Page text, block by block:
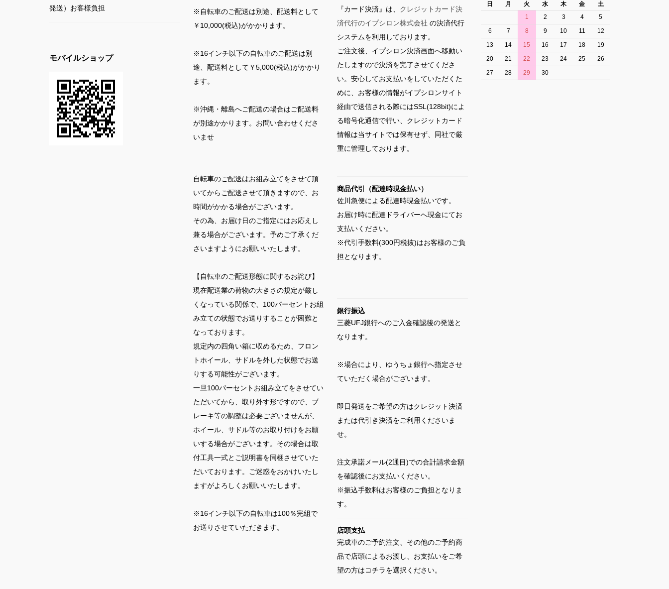
発送）お客様負担
※自転車のご配送は別途、配送料として
￥10,000(税込)がかかります。
※16インチ以下の自転車のご配送は別
途、配送料として￥5,000(税込)がかかり
ます。
※沖縄・離島へご配送の場合はご配送料
が別途かかります。お問い合わせくださ
いませ
自転車のご配送はお組み立てをさせて頂
いてからご配送させて頂きますので、お
時間がかかる場合がございます。
その為、お届け日のご指定にはお応えし
兼る場合がございます。予めご了承くだ
さいますようにお願いいたします。
【自転車のご配送形態に関するお詫び】
現在配送業の荷物の大きさの規定が厳し
くなっている関係で、100パーセントお組
み立ての状態でお送りすることが困難と
なっております。
規定内の四角い箱に収めるため、フロン
トホイール、サドルを外した状態でお送
りする可能性がございます。
一旦100パーセントお組み立てをさせてい
ただいてから、取り外す形ですので、ブ
レーキ等の調整は必要ございませんが、
ホイール、サドル等のお取り付けをお願
いする場合がございます。その場合は取
付工具一式とご説明書を同梱させていた
だいております。ご迷惑をおかけいたし
ますがよろしくお願いいたします。
※16インチ以下の自転車は100％完組で
お送りさせていただきます。
『カード決済』は、 クレジットカード決
済代行のイプシロン株式会社 の決済代行
システムを利用しております。
ご注文後、イプシロン決済画面へ移動い
たしますので決済を完了させてくださ
い。安心してお支払いをしていただくた
めに、お客様の情報がイプシロンサイト
経由で送信される際にはSSL(128bit)によ
る暗号化通信で行い、クレジットカード
情報は当サイトでは保有せず、同社で厳
重に管理しております。
商品代引（配達時現金払い）
佐川急便による配達時現金払いです。
お届け時に配達ドライバーへ現金にてお
支払いください。
※代引手数料(300円税抜)はお客様のご負
担となります。
銀行振込
三菱UFJ銀行へのご入金確認後の発送と
なります。
※場合により、ゆうちょ銀行へ指定させ
ていただく場合がございます。
即日発送をご希望の方はクレジット決済
または代引き決済をご利用くださいま
せ。
注文承諾メール(2通目)での合計請求金額
を確認後にお支払いください。
※振込手数料はお客様のご負担となりま
す。
店頭支払
完成車のご予約注文、その他のご予約商
品で店頭によるお渡し、お支払いをご希
望の方はコチラを選択ください。
日
月 火 水 木 金
土
1
2 3 4
5
6
7 8 9 10 11
12
13
14 15 16 17 18
19
20
21 22 23 24 25
26
27
28 29 30
モバイルショップ